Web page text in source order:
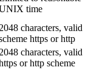
time
2048 characters, valid
https or http
2048 characters, valid
or http scheme